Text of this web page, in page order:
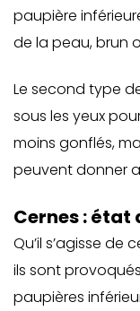
paupière
de la peau, brun
Le second type
sous les yeux
moins gonflés,
peuvent donner
Cernes : état
Qu’il s’agisse de
ils sont
paupières